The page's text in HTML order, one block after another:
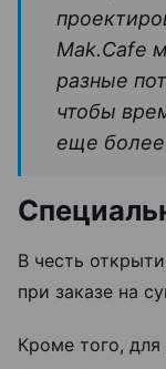
Mak.Cafe
разные
чтобы
еще
В честь
при заказе на
Кроме того,